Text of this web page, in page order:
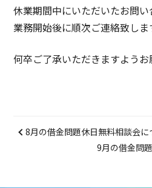
休業期間中にいただいたお問
業務開始後に順次ご連絡致しま
何卒ご了承いただきますようお
8月の借金問題休日無料相談会に
9月の借金問